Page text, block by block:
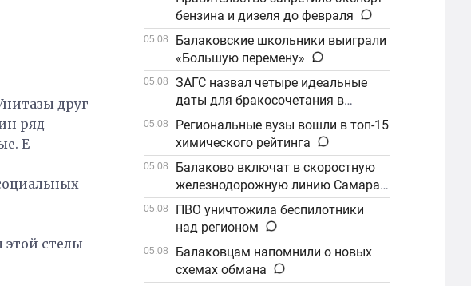
друг
ряд
Е
этой стелы
бензина и дизеля до февраля
05.08
Балаковские школьники выиграли
«Большую перемену»
05.08
ЗАГС назвал четыре идеальные
даты для бракосочетания в
сентябре
05.08
Региональные вузы вошли в топ-15
химического рейтинга
05.08
Балаково включат в скоростную
железнодорожную линию Самара–
Саратов
05.08
ПВО уничтожила беспилотники
над регионом
05.08
Балаковцам напомнили о новых
схемах обмана